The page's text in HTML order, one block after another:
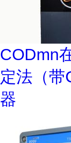
CODmn
定法（带
器